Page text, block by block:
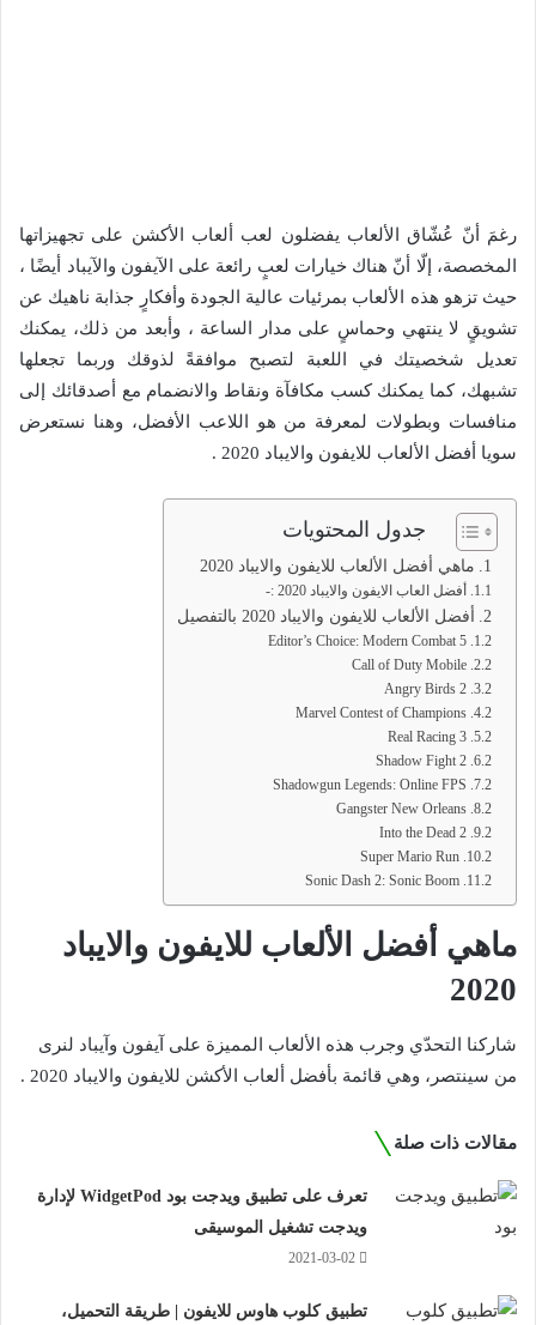
رغمَ أنّ عُشّاق الألعاب يفضلون لعب ألعاب الأكشن على تجهيزاتها
المخصصة، إلّا أنّ هناك خيارات لعبٍ رائعة على الآيفون والآيباد أيضًا ،
حيث تزهو هذه الألعاب بمرئيات عالية الجودة وأفكارٍ جذابة ناهيك عن
تشويقٍ لا ينتهي وحماسٍ على مدار الساعة ، وأبعد من ذلك، يمكنك
تعديل شخصيتك في اللعبة لتصبح موافقةً لذوقك وربما تجعلها
تشبهك، كما يمكنك كسب مكافآة ونقاط والانضمام مع أصدقائك إلى
منافسات وبطولات لمعرفة من هو اللاعب الأفضل، وهنا نستعرض
سويا أفضل الألعاب للايفون والايباد 2020 .
جدول المحتويات
ماهي أفضل الألعاب للايفون والايباد 2020
أفضل العاب الايفون والايباد 2020 :-
أفضل الألعاب للايفون والايباد 2020 بالتفصيل
Editor’s Choice: Modern Combat 5
Call of Duty Mobile
Angry Birds 2
Marvel Contest of Champions
Real Racing 3
Shadow Fight 2
Shadowgun Legends: Online FPS
Gangster New Orleans
Into the Dead 2
Super Mario Run
Sonic Dash 2: Sonic Boom
ماهي أفضل الألعاب للايفون والايباد
2020
شاركنا التحدّي وجرب هذه الألعاب المميزة على آيفون وآيباد لنرى
من سينتصر، وهي قائمة بأفضل ألعاب الأكشن للايفون والايباد 2020 .
مقالات ذات صلة
تعرف على تطبيق ويدجت بود WidgetPod لإدارة
ويدجت تشغيل الموسيقى
2021-03-02
تطبيق كلوب هاوس للايفون | طريقة التحميل،